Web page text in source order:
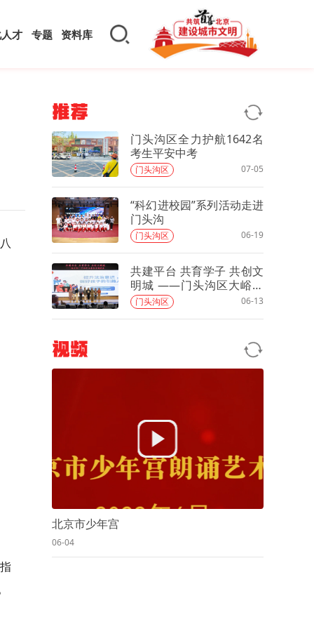
才 专题 资料库
推荐
门头沟区全力护航1642名
考生平安中考
门头沟区 07-05
“科幻进校园”系列活动走进
门头沟
门头沟区 06-19
共建平台 共育学子 共创文
明城 ——门头沟区大峪中
学分校召开全校专题家长
会
门头沟区 06-13
视频
北京市少年宫
06-04